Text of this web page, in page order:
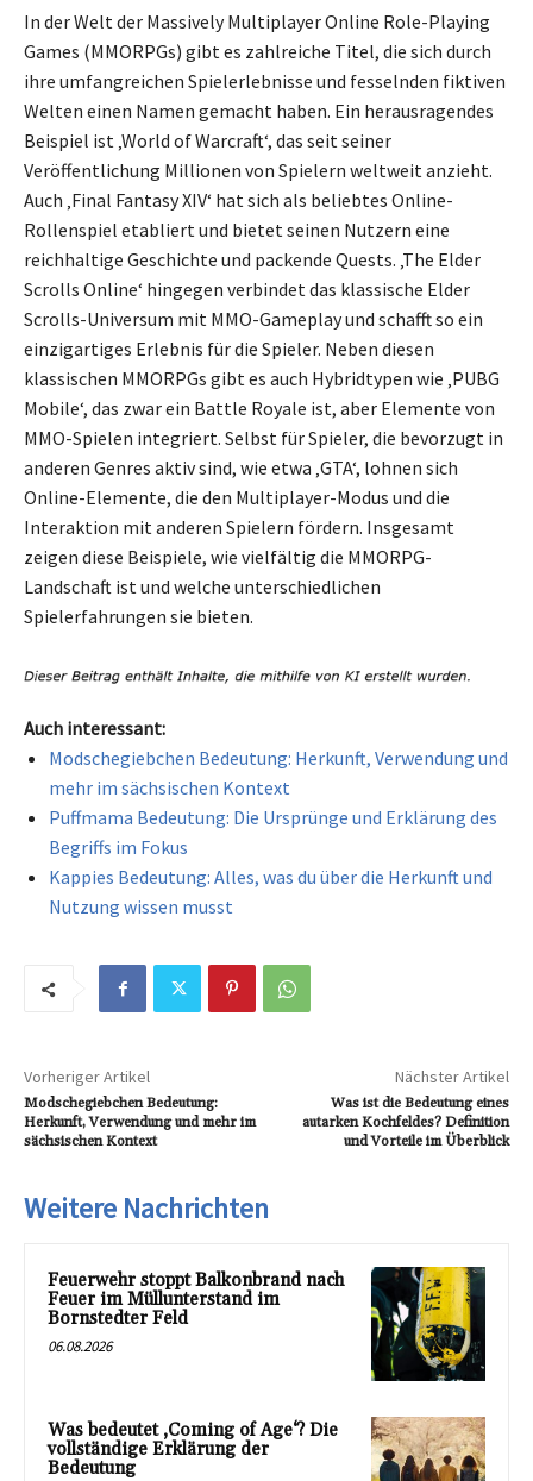
In der Welt der Massively Multiplayer Online Role-Playing
Games (MMORPGs) gibt es zahlreiche Titel, die sich durch
ihre umfangreichen Spielerlebnisse und fesselnden fiktiven
Welten einen Namen gemacht haben. Ein herausragendes
Beispiel ist ‚World of Warcraft‘, das seit seiner
Veröffentlichung Millionen von Spielern weltweit anzieht.
Auch ‚Final Fantasy XIV‘ hat sich als beliebtes Online-
Rollenspiel etabliert und bietet seinen Nutzern eine
reichhaltige Geschichte und packende Quests. ‚The Elder
Scrolls Online‘ hingegen verbindet das klassische Elder
Scrolls-Universum mit MMO-Gameplay und schafft so ein
einzigartiges Erlebnis für die Spieler. Neben diesen
klassischen MMORPGs gibt es auch Hybridtypen wie ‚PUBG
Mobile‘, das zwar ein Battle Royale ist, aber Elemente von
MMO-Spielen integriert. Selbst für Spieler, die bevorzugt in
anderen Genres aktiv sind, wie etwa ‚GTA‘, lohnen sich
Online-Elemente, die den Multiplayer-Modus und die
Interaktion mit anderen Spielern fördern. Insgesamt
zeigen diese Beispiele, wie vielfältig die MMORPG-
Landschaft ist und welche unterschiedlichen
Spielerfahrungen sie bieten.
Auch interessant:
Modschegiebchen Bedeutung: Herkunft, Verwendung und
mehr im sächsischen Kontext
Puffmama Bedeutung: Die Ursprünge und Erklärung des
Begriffs im Fokus
Kappies Bedeutung: Alles, was du über die Herkunft und
Nutzung wissen musst
Vorheriger Artikel
Modschegiebchen Bedeutung:
Herkunft, Verwendung und mehr im
sächsischen Kontext
Nächster Artikel
Was ist die Bedeutung eines
autarken Kochfeldes? Definition
und Vorteile im Überblick
Weitere Nachrichten
Feuerwehr stoppt Balkonbrand nach
Feuer im Müllunterstand im
Bornstedter Feld
06.08.2026
Was bedeutet ‚Coming of Age‘? Die
vollständige Erklärung der
Bedeutung